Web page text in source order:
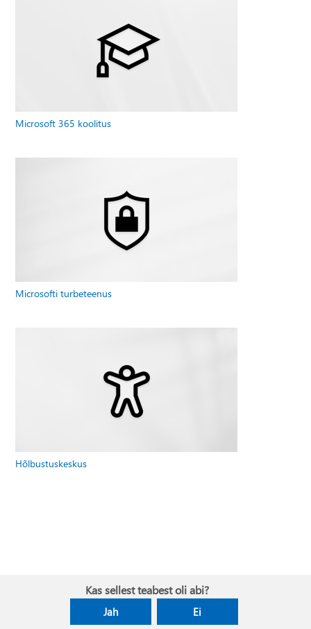
Microsoft 365 koolitus
Microsofti turbeteenus
Hõlbustuskeskus
Kas sellest teabest oli abi?
Jah Ei